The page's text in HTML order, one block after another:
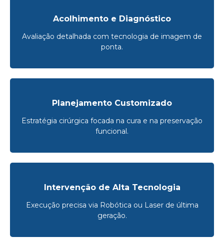
Acolhimento e Diagnóstico
Avaliação detalhada com tecnologia de imagem de
ponta.
Planejamento Customizado
Estratégia cirúrgica focada na cura e na preservação
funcional.
Intervenção de Alta Tecnologia
Execução precisa via Robótica ou Laser de última
geração.